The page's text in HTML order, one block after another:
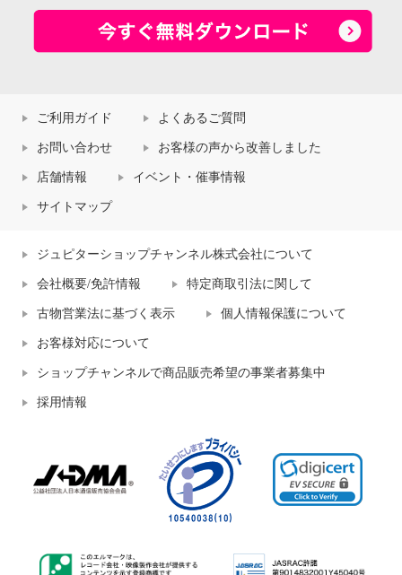
ご利用ガイド よくあるご質問
お問い合わせ お客様の声から改善しました
店舗情報 イベント・催事情報
サイトマップ
ジュピターショップチャンネル株式会社について
会社概要/免許情報 特定商取引法に関して
古物営業法に基づく表示 個人情報保護について
お客様対応について
ショップチャンネルで商品販売希望の事業者募集中
採用情報